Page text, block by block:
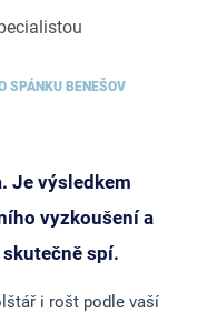
SPÁNKU BENEŠOV
Je výsledkem
vyzkoušení a
spí.
i rošt podle vaší